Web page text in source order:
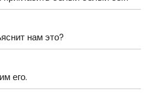
нам это?
его.